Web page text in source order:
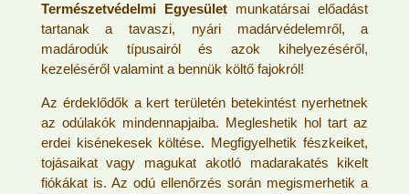
Természetvédelmi Egyesületmunkatársai előadást
tartanak a tavaszi, nyári madárvédelemről, a
madárodúk típusairól és azok kihelyezéséről,
kezeléséről valamint a bennük költő fajokról!
Az érdeklődők a kert területén betekintést nyerhetnek
az odúlakók mindennapjaiba. Megleshetik hol tart az
erdei kisénekesek költése. Megfigyelhetik fészkeiket,
tojásaikat vagy magukat akotló madarakatés kikelt
fiókákat is. Az odú ellenőrzés során megismerhetik a